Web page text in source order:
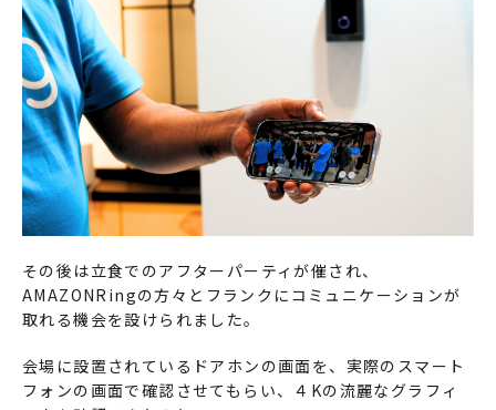
その後は立食でのアフターパーティが催され、
AMAZONRingの方々とフランクにコミュニケーションが
取れる機会を設けられました。
会場に設置されているドアホンの画面を、実際のスマート
フォンの画面で確認させてもらい、４Kの流麗なグラフィ